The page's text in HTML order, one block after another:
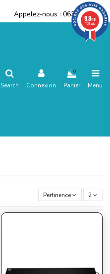
Appelez-nous : 0636792288
Search Connexion
0
Panier Menu
Pertinence 2
9.8/10
1121 avis